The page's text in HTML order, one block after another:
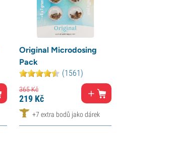
Original Microdosing
Pack
(1561)
365Kč
219Kč
+7 extra bodů jako dárek